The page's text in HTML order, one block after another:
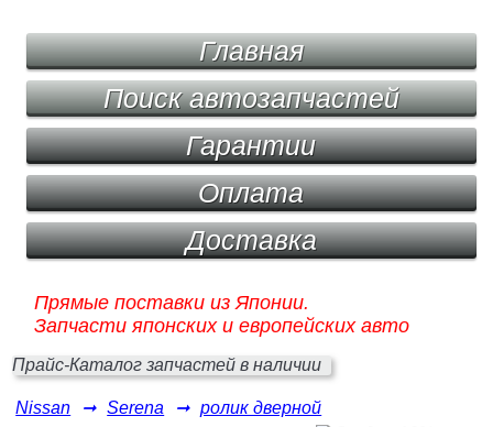
Главная
Поиск автозапчастей
Гарантии
Оплата
Доставка
Прямые поставки из Японии.
Запчасти японских и европейских авто
Прайс-Каталог запчастей в наличии
Nissan ➞ Serena ➞ ролик дверной